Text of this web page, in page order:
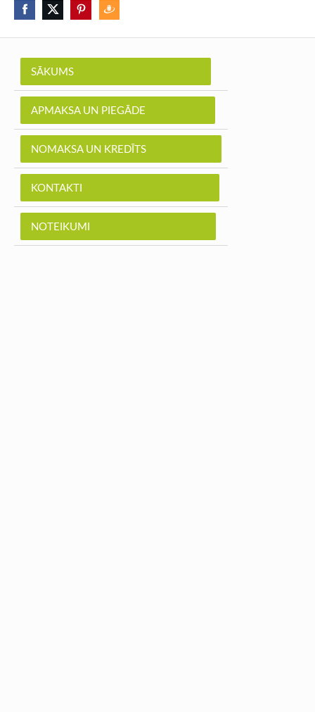
SĀKUMS
APMAKSA UN PIEGĀDE
NOMAKSA UN KREDĪTS
KONTAKTI
NOTEIKUMI